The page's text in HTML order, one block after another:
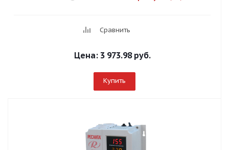
Сравнить
Цена: 3 973.98 руб.
Купить